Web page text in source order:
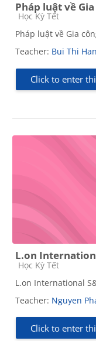
Pháp luật về
Course category
Học Kỳ Tết
Pháp luật về Gia
Teacher: Bui Thi
Click to enter
L.on
Course category
Học Kỳ Tết
L.on International
Teacher: Nguyen
Click to enter